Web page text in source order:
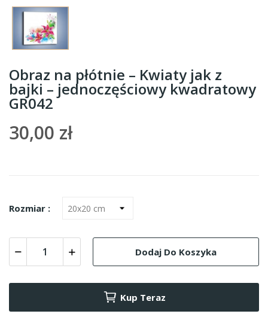
Obraz na płótnie – Kwiaty jak z
bajki – jednoczęściowy kwadratowy
GR042
30,00 zł
Rozmiar :
Dodaj Do Koszyka
Kup Teraz